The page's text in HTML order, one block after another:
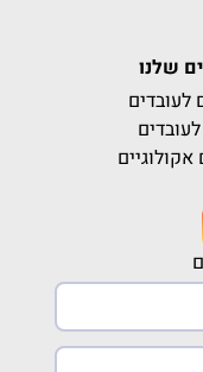
שלנו